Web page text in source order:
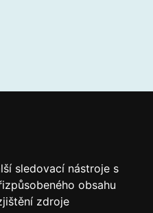
sledovací nástroje s
obsahu
zdroje